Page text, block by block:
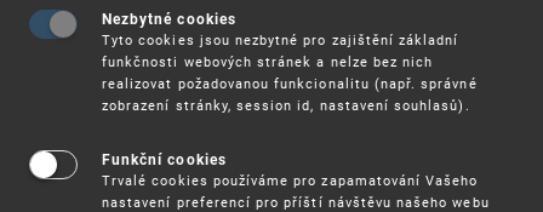
Vynálezy / Patenty
Nezbytné cookies
Tyto cookies jsou nezbytné pro zajištění základní
funkčnosti webových stránek a nelze bez nich
realizovat požadovanou funkcionalitu (např. správné
zobrazení stránky, session id, nastavení souhlasů).
Funkční cookies
Trvalé cookies používáme pro zapamatování Vašeho
nastavení preferencí pro příští návštěvu našeho webu